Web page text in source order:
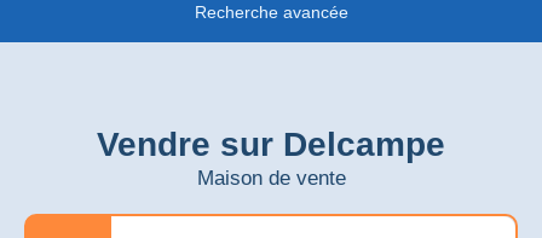
Recherche avancée
Vendre sur Delcampe
Maison de vente